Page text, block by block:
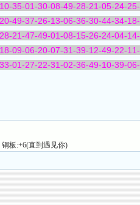
35-01-30-08-49-28-21-05-24-
49-37-26-13-06-36-30-44-34-
21-47-49-01-08-15-26-24-04-
09-06-20-07-31-39-12-49-22-
01-27-22-31-02-36-49-10-39-
铜板:+6(直到遇见你)